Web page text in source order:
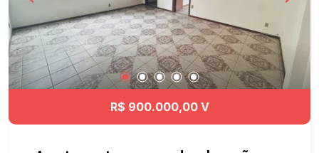
R$ 900.000,00 V